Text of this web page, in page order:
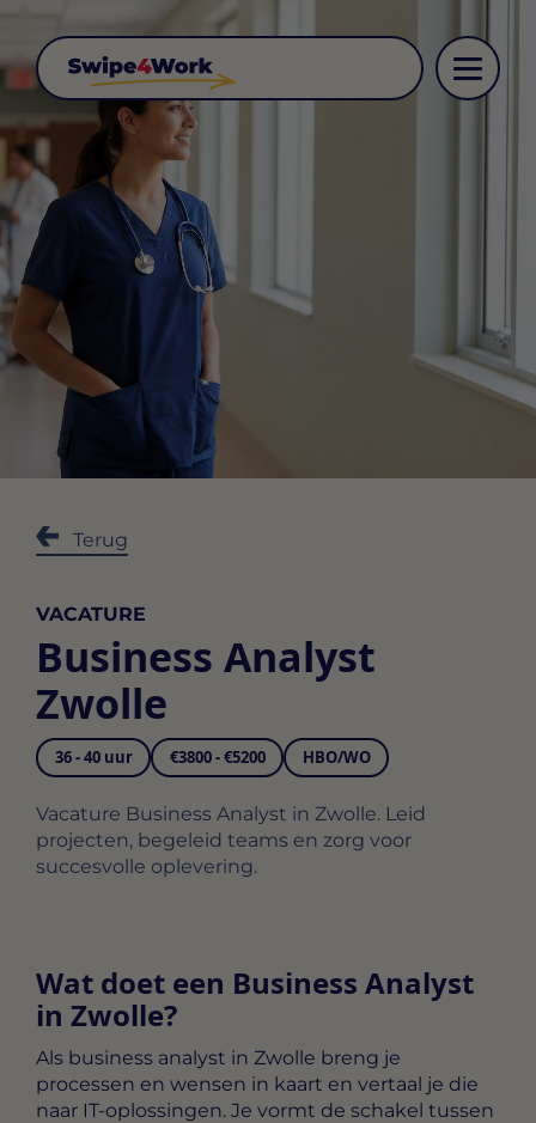
Terug
VACATURE
Business Analyst
Zwolle
36 - 40 uur €3800 - €5200 HBO/WO
Vacature Business Analyst in Zwolle. Leid
projecten, begeleid teams en zorg voor
succesvolle oplevering.
Wat doet een Business Analyst
in Zwolle?
Als business analyst in Zwolle breng je
processen en wensen in kaart en vertaal je die
naar IT‑oplossingen. Je vormt de schakel tussen